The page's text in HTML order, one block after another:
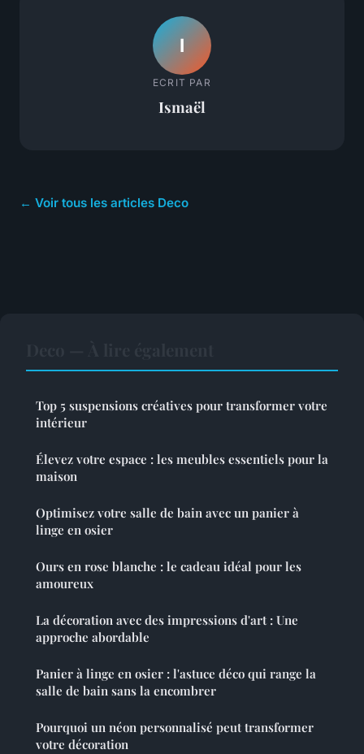
I
ECRIT PAR
Ismaël
← Voir tous les articles Deco
Top 5 suspensions créatives pour transformer votre
intérieur
Élevez votre espace : les meubles essentiels pour la
maison
Optimisez votre salle de bain avec un panier à
linge en osier
Ours en rose blanche : le cadeau idéal pour les
amoureux
La décoration avec des impressions d'art : Une
approche abordable
Panier à linge en osier : l'astuce déco qui range la
salle de bain sans la encombrer
Pourquoi un néon personnalisé peut transformer
votre décoration